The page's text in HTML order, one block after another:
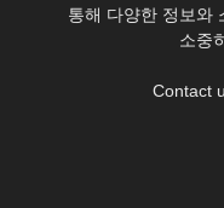
통해 다양한 정보와
소중
Contact